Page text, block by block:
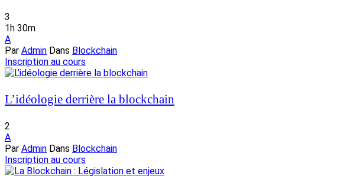
3
1h 30m
A
Par Admin Dans Blockchain
Inscription au cours
L’idéologie derrière la blockchain
2
A
Par Admin Dans Blockchain
Inscription au cours